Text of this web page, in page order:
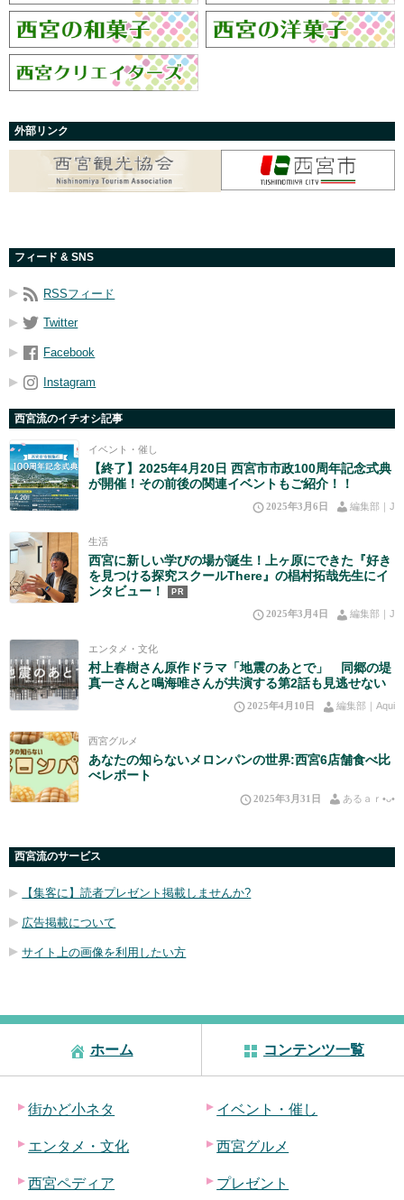
外部リンク
フィード & SNS
RSSフィード
Twitter
Facebook
Instagram
西宮流のイチオシ記事
イベント・催し
【終了】2025年4月20日 西宮市市政100周年記念式典
が開催！その前後の関連イベントもご紹介！！
2025年3月6日 編集部｜J
生活
西宮に新しい学びの場が誕生！上ヶ原にできた『好き
を見つける探究スクールThere』の椙村拓哉先生にイ
ンタビュー！
PR
2025年3月4日 編集部｜J
エンタメ・文化
村上春樹さん原作ドラマ「地震のあとで」 同郷の堤
真一さんと鳴海唯さんが共演する第2話も見逃せない
2025年4月10日 編集部｜Aqui
西宮グルメ
あなたの知らないメロンパンの世界:西宮6店舗食べ比
べレポート
2025年3月31日 あるａｒ•⁠ᴗ⁠•⁠
西宮流のサービス
【集客に】読者プレゼント掲載しませんか?
広告掲載について
サイト上の画像を利用したい方
ホーム コンテンツ一覧
街かど小ネタ イベント・催し
エンタメ・文化 西宮グルメ
西宮ペディア プレゼント